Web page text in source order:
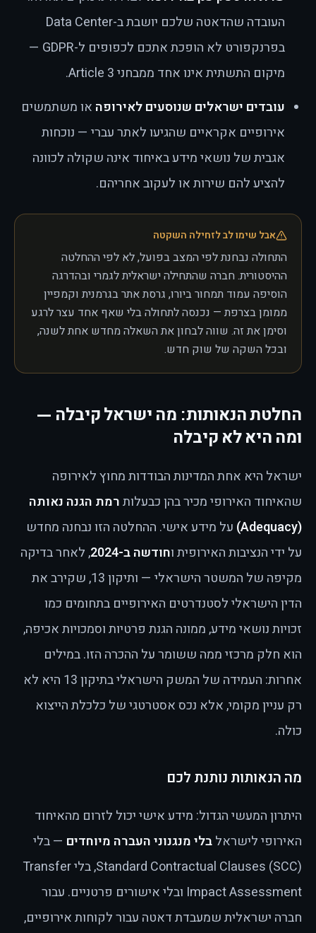
העובדה שהדאטה שלכם יושבת ב-Data Center
בפרנקפורט לא הופכת אתכם לכפופים ל-GDPR —
מיקום התשתית אינו אחד ממבחני Article 3.
עובדים ישראלים שנוסעים לאירופה או משתמשים
אירופיים אקראיים שהגיעו לאתר עברי — נוכחות
אגבית של נושאי מידע באיחוד אינה שקולה לכוונה
להציע להם שירות או לעקוב אחריהם.
אבל שימו לב לזחילה השקטה
התחולה נבחנת לפי המצב בפועל, לא לפי ההחלטה
ההיסטורית. חברה שהתחילה ישראלית לגמרי ובהדרגה
הוסיפה עמוד תמחור ביורו, גרסת אתר בגרמנית וקמפיין
ממומן בצרפת — נכנסה לתחולה בלי שאף אחד עצר לרגע
וסימן את זה. שווה לבחון את השאלה מחדש אחת לשנה,
ובכל השקה של שוק חדש.
החלטת הנאותות: מה ישראל קיבלה —
ומה היא לא קיבלה
ישראל היא אחת המדינות הבודדות מחוץ לאירופה
שהאיחוד האירופי מכיר בהן כבעלותרמת הגנה נאותה
(Adequacy)
על מידע אישי. ההחלטה הזו נבחנה מחדש
על ידי הנציבות האירופית וחודשה ב-2024
, לאחר בדיקה
מקיפה של המשטר הישראלי — ותיקון 13, שקירב את
הדין הישראלי לסטנדרטים האירופיים בתחומים כמו
זכויות נושאי מידע, ממונה הגנת פרטיות וסמכויות אכיפה,
הוא חלק מרכזי ממה ששומר על ההכרה הזו. במילים
אחרות: העמידה של המשק הישראלי בתיקון 13 היא לא
רק עניין מקומי, אלא נכס אסטרטגי של כלכלת הייצוא
כולה.
מה הנאותות נותנת לכם
היתרון המעשי הגדול: מידע אישי יכול לזרום מהאיחוד
האירופי לישראלבלי מנגנוני העברה מיוחדים — בלי
Standard Contractual Clauses (SCC), בלי Transfer
Impact Assessment ובלי אישורים פרטניים. עבור
חברה ישראלית שמעבדת דאטה עבור לקוחות אירופיים,